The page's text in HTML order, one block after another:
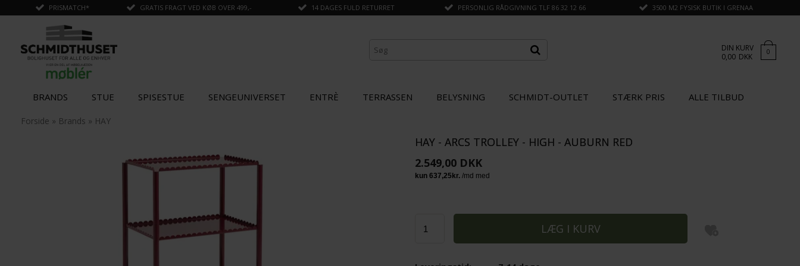
PRISMATCH* GRATIS FRAGT VED KØB OVER 499,- 14 DAGES FULD RETURRET PERSONLIG RÅDGIVNING TLF 86 32 12 66 3500 M2 FYSISK BUTIK I GRENAA
DIN KURV
0,00 DKK 0
BRANDS STUE SPISESTUE SENGEUNIVERSET ENTRÈ TERRASSEN BELYSNING SCHMIDT-OUTLET STÆRK PRIS ALLE TILBUD
✓Tilføjet til kurv
ANDRE KØBTE OGSÅ
Forside » Brands » HAY
HAY - ARCS TROLLEY - HIGH - AUBURN RED
2.549,00 DKK